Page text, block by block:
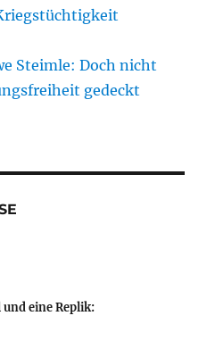
Steimle: Doch nicht
gedeckt
eine Replik: